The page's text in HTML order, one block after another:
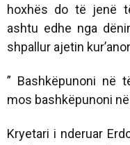
hoxhës do të jenë
ashtu edhe nga
shpallur ajetin
” Bashkëpunoni në
mos bashkëpunoni
Kryetari i nderuar